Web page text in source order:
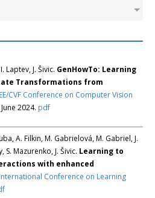
Laptev, J. Šivic. GenHowTo: Learning
Transformations from
CVF Conference on Computer Vision
2024. pdf
A. Filkin, M. Gabrielová, M. Gabriel, J.
S. Mazurenko, J. Šivic. Learning to
with enhanced
Conference on Learning